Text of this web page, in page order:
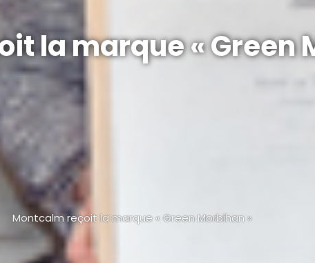
la marque « Green
Montcalm reçoit la marque « Green Morbihan »